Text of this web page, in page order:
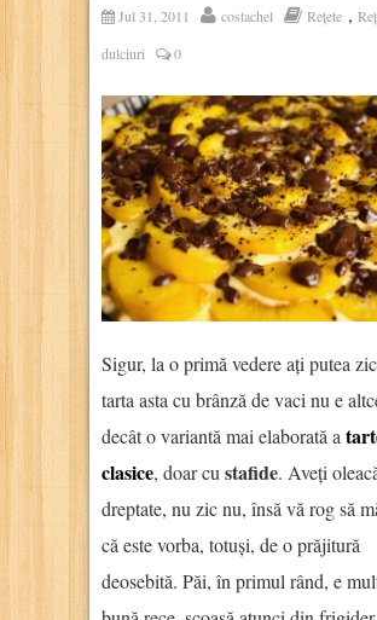
Jul 31, 2011 costachel Rețete ,
dulciuri
0
Sigur, la o primă vedere ați putea
tarta asta cu brânză de vaci nu e
decât o variantă mai elaborată a
clasice, doar cu stafide. Aveți
dreptate, nu zic nu, însă vă rog să
că este vorba, totuși, de o prăjitură
deosebită. Păi, în primul rând, e